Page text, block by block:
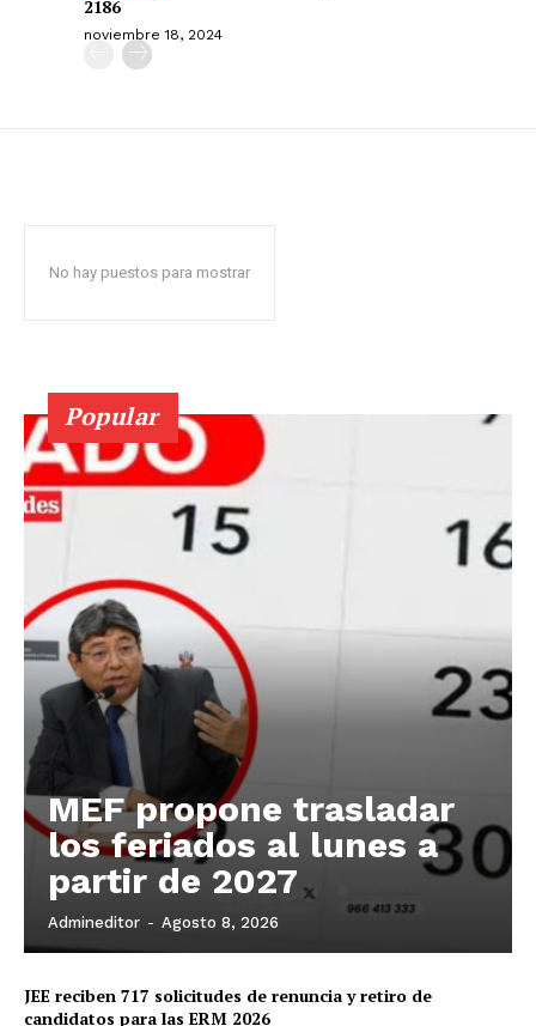
2186
noviembre 18, 2024
No hay puestos para mostrar
Popular
MEF propone trasladar
los feriados al lunes a
partir de 2027
Admineditor - Agosto 8, 2026
JEE reciben 717 solicitudes de renuncia y retiro de
candidatos para las ERM 2026